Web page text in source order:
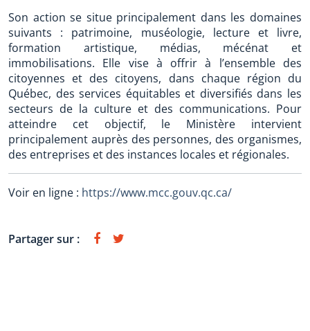
Son action se situe principalement dans les domaines
suivants : patrimoine, muséologie, lecture et livre,
formation artistique, médias, mécénat et
immobilisations. Elle vise à offrir à l’ensemble des
citoyennes et des citoyens, dans chaque région du
Québec, des services équitables et diversifiés dans les
secteurs de la culture et des communications. Pour
atteindre cet objectif, le Ministère intervient
principalement auprès des personnes, des organismes,
des entreprises et des instances locales et régionales.
Voir en ligne : https://www.mcc.gouv.qc.ca/
Partager sur :